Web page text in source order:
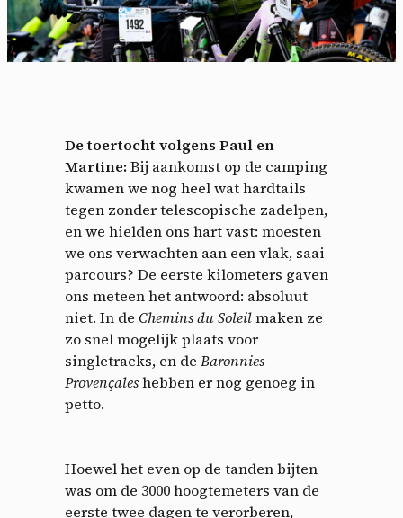
De toertocht volgens Paul en
Martine:Bij aankomst op de camping
kwamen we nog heel wat hardtails
tegen zonder telescopische zadelpen,
en we hielden ons hart vast: moesten
we ons verwachten aan een vlak, saai
parcours? De eerste kilometers gaven
ons meteen het antwoord: absoluut
niet. In de Chemins du Soleilmaken ze
zo snel mogelijk plaats voor
singletracks, en de Baronnies
Provençaleshebben er nog genoeg in
petto.
Hoewel het even op de tanden bijten
was om de 3000 hoogtemeters van de
eerste twee dagen te verorberen,